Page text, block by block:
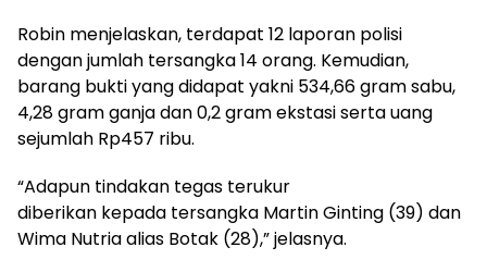
Robin menjelaskan, terdapat 12 laporan polisi
dengan jumlah tersangka 14 orang. Kemudian,
barang bukti yang didapat yakni 534,66 gram sabu,
4,28 gram ganja dan 0,2 gram ekstasi serta uang
sejumlah Rp457 ribu.
“Adapun tindakan tegas terukur
diberikan kepada tersangka Martin Ginting (39) dan
Wima Nutria alias Botak (28),” jelasnya.